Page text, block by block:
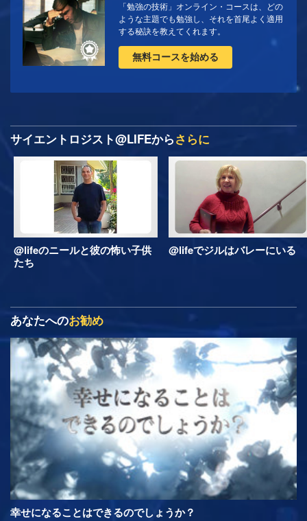
「勉強の技術」オンライン・コースは、どの
ような主題でも勉強し、それを首尾よく適用
する秘訣を教えてくれます。
無料コースを始める
サイエントロジスト@LIFEからさらに
@lifeのニールと彼の怖い子供
たち
@lifeでジルはバレーにいる
あなたへのお勧め
幸せになることはできるのでしょうか？